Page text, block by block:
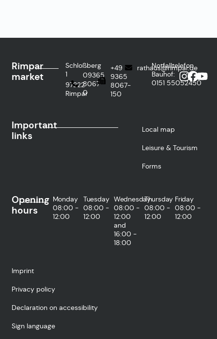
Rimpar
market
Schloßberg
1
97222
Rimpar
09365
8067-
0
+49
9365
8067-
150
rathaus@rimpar.de
Notfalltelefon
Bauhof:
0151 55052450
Important
links
Local map
Leisure & Tourism
Forms
Opening
hours
Monday
08:00 -
12:00
Tuesday
08:00 -
12:00
Wednesday
08:00 -
12:00
and
16:00 -
18:00
Thursday
08:00 -
12:00
Friday
08:00 -
12:00
Imprint
Privacy policy
Declaration on accessibility
Sign language